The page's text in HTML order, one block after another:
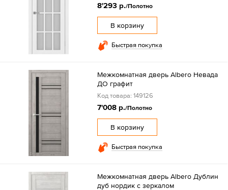
8'293 р./Полотно
В корзину
Быстрая покупка
Межкомнатная дверь Albero Невада
ДО графит
Код товара: 149126
7'008 р./Полотно
В корзину
Быстрая покупка
Межкомнатная дверь Albero Дублин
дуб нордик с зеркалом